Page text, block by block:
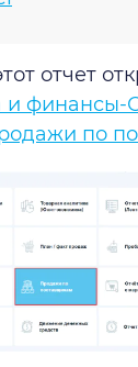
отчет
и финансы-
по